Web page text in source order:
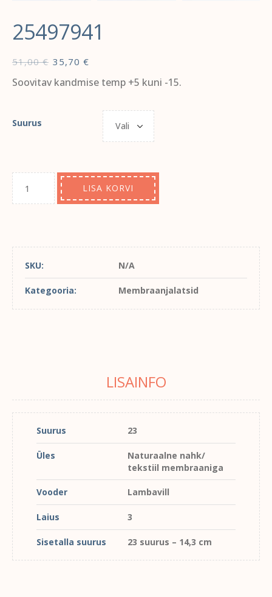
25497941
51,00 € 35,70 €
Soovitav kandmise temp +5 kuni -15.
Suurus
LISA KORVI
SKU: N/A
Kategooria: Membraanjalatsid
LISAINFO
Suurus 23
Üles
Naturaalne nahk/
tekstiil membraaniga
Vooder Lambavill
Laius 3
Sisetalla suurus 23 suurus – 14,3 cm